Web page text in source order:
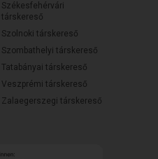
Székesfehérvári
társkereső
Szolnoki társkereső
Szombathelyi társkereső
Tatabányai társkereső
Veszprémi társkereső
Zalaegerszegi társkereső